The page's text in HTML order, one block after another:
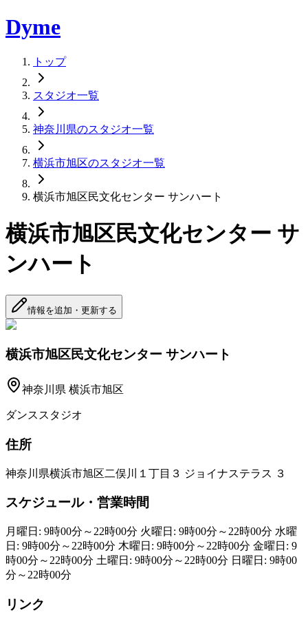
Dyme
トップ
スタジオ一覧
神奈川県のスタジオ一覧
横浜市旭区のスタジオ一覧
横浜市旭区民文化センター サンハート
横浜市旭区民文化センター サ
ンハート
情報を追加・更新する
横浜市旭区民文化センター サンハート
神奈川県 横浜市旭区
ダンススタジオ
住所
神奈川県横浜市旭区二俣川１丁目３ ジョイナステラス ３
スケジュール・営業時間
月曜日: 9時00分～22時00分 火曜日: 9時00分～22時00分 水曜
日: 9時00分～22時00分 木曜日: 9時00分～22時00分 金曜日: 9
時00分～22時00分 土曜日: 9時00分～22時00分 日曜日: 9時00
分～22時00分
リンク